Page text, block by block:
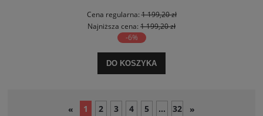
Cena regularna:1 199,20 zł
Najniższa cena: 1 199,20 zł
-6%
DO KOSZYKA
« 1 2 3 4 5 ... 32 »